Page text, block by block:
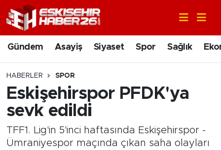
Gündem Asayiş Siyaset Spor Sağlık
HABERLER SPOR
Eskişehirspor PFDK'ya
sevk edildi
TFF1. Lig'in 5'inci haftasında Eskişehirspor -
Ümraniyespor maçında çıkan saha olayları
Gündem
Asayiş
Siyaset
Spor
Sağlık
Nöbetçi Eczaneler
Hava Durumu
Trafik Durumu
Süper Lig Puan Durumu ve Fikstür
Tüm Manşetler